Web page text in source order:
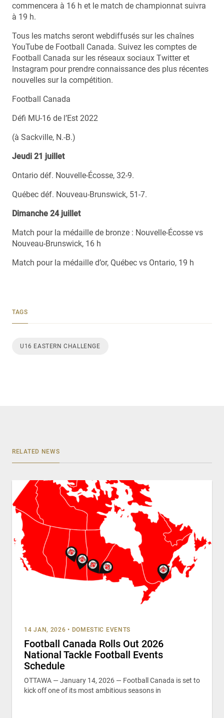
commencera à 16 h et le match de championnat suivra
à 19 h.
Tous les matchs seront webdiffusés sur les chaînes
YouTube de Football Canada. Suivez les comptes de
Football Canada sur les réseaux sociaux Twitter et
Instagram pour prendre connaissance des plus récentes
nouvelles sur la compétition.
Football Canada
Défi MU-16 de l’Est 2022
(à Sackville, N.-B.)
Jeudi 21 juillet
Ontario déf. Nouvelle-Écosse, 32-9.
Québec déf. Nouveau-Brunswick, 51-7.
Dimanche 24 juillet
Match pour la médaille de bronze : Nouvelle-Écosse vs
Nouveau-Brunswick, 16 h
Match pour la médaille d’or, Québec vs Ontario, 19 h
TAGS
U16 EASTERN CHALLENGE
RELATED NEWS
14 JAN, 2026 • DOMESTIC EVENTS
Football Canada Rolls Out 2026
National Tackle Football Events
Schedule
OTTAWA — January 14, 2026 — Football Canada is set to
kick off one of its most ambitious seasons in